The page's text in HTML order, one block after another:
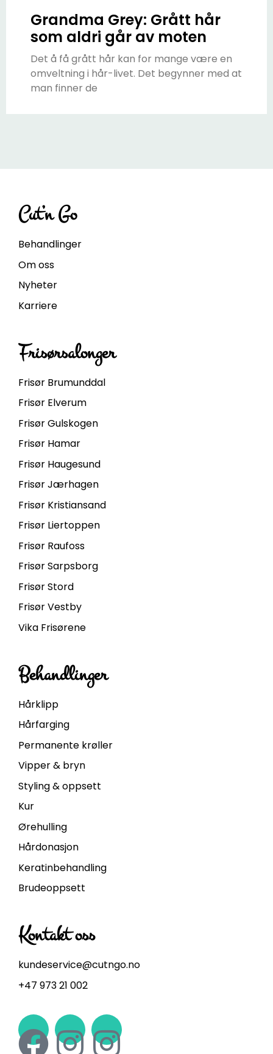
Grandma Grey: Grått hår
som aldri går av moten
Det å få grått hår kan for mange være en
omveltning i hår-livet. Det begynner med at
man finner de
Cut’n Go
Behandlinger
Om oss
Nyheter
Karriere
Frisørsalonger
Frisør Brumunddal
Frisør Elverum
Frisør Gulskogen
Frisør Hamar
Frisør Haugesund
Frisør Jærhagen
Frisør Kristiansand
Frisør Liertoppen
Frisør Raufoss
Frisør Sarpsborg
Frisør Stord
Frisør Vestby
Vika Frisørene
Behandlinger
Hårklipp
Hårfarging
Permanente krøller
Vipper & bryn
Styling & oppsett
Kur
Ørehulling
Hårdonasjon
Keratinbehandling
Brudeoppsett
Kontakt oss
kundeservice@cutngo.no
+47 973 21 002